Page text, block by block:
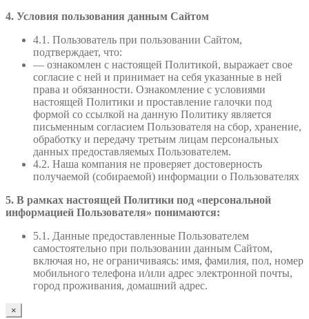
4. Условия пользования данным Сайтом
4.1. Пользователь при пользовании Сайтом,
подтверждает, что:
— ознакомлен с настоящей Политикой, выражает свое
согласие с ней и принимает на себя указанные в ней
права и обязанности. Ознакомление с условиями
настоящей Политики и проставление галочки под
формой со ссылкой на данную Политику является
письменным согласием Пользователя на сбор, хранение,
обработку и передачу третьим лицам персональных
данных предоставляемых Пользователем.
4.2. Наша компания не проверяет достоверность
получаемой (собираемой) информации о Пользователях
5. В рамках настоящей Политики под «персональной
информацией Пользователя» понимаются:
5.1. Данные предоставленные Пользователем
самостоятельно при пользовании данным Сайтом,
включая но, не ограничиваясь: имя, фамилия, пол, номер
мобильного телефона и/или адрес электронной почты,
город проживания, домашний адрес.
×